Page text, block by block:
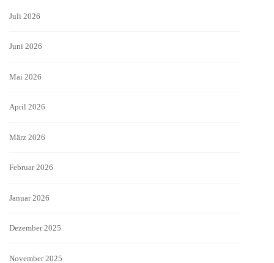
Juli 2026
Juni 2026
Mai 2026
April 2026
März 2026
Februar 2026
Januar 2026
Dezember 2025
November 2025